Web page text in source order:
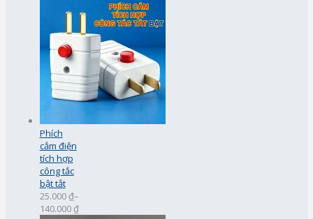
Phích
cắm điện
tích hợp
công tắc
bật tắt
25.000 ₫–
140.000 ₫